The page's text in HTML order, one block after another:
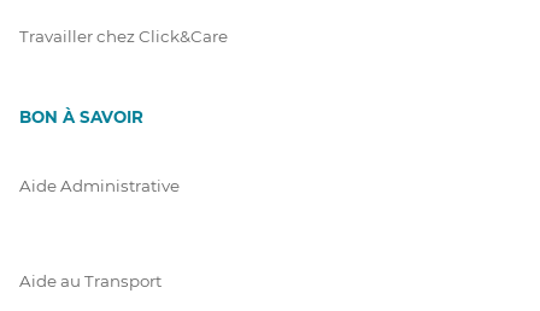
Travailler chez Click&Care
BON À SAVOIR
Aide Administrative
Aide au Transport